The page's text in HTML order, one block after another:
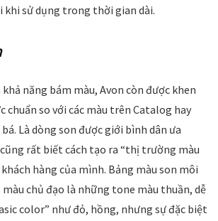
khi sử dụng trong thời gian dài.
năng bám màu, Avon còn được khen
chuẩn so với các màu trên Catalog hay
Là dòng son được giới bình dân ưa
rất biết cách tạo ra “thị trường màu
hàng của mình. Bảng màu son môi
chủ đạo là những tone màu thuần, dễ
color” như đỏ, hồng, nhưng sự đặc biệt